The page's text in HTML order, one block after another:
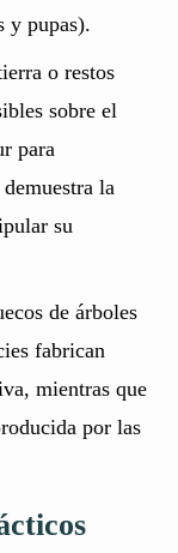
y pupas).
o restos
sobre el
para
la
su
de árboles
fabrican
mientras que
por las